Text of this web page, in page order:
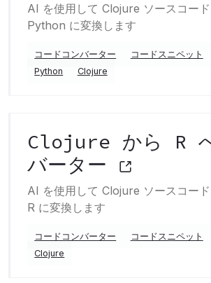
AI を使用して Clojure ソースコー
Python に変換します
コードコンバーター コードスニペット
Python
Clojure
Clojure から R
バーター
AI を使用して Clojure ソースコー
R に変換します
コードコンバーター コードスニペット
Clojure